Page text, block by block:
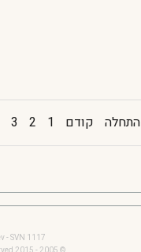
התחלה קודם 1
2
3
- SVN 1117